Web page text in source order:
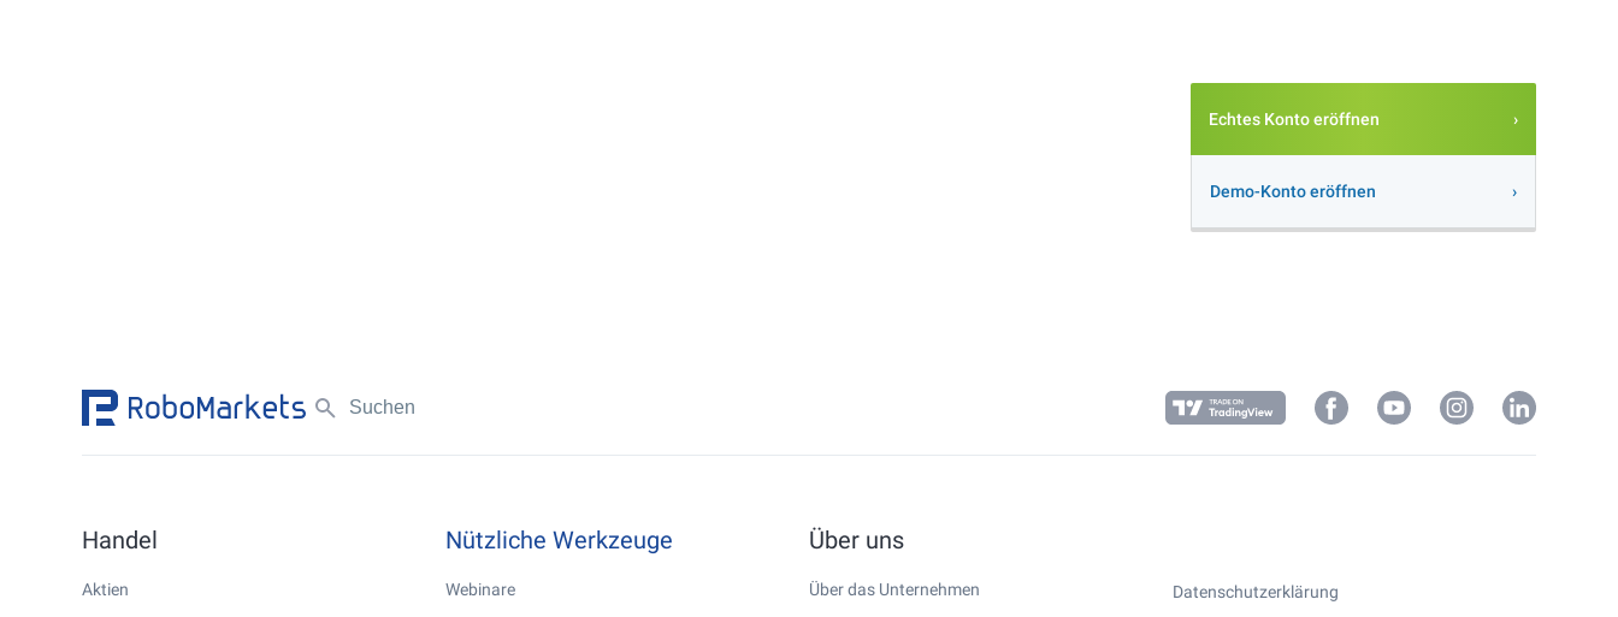
Echtes Konto eröffnen
Demo-Konto eröffnen
Handel
Aktien
Nützliche Werkzeuge
Webinare
Über uns
Über das Unternehmen Datenschutzerklärung